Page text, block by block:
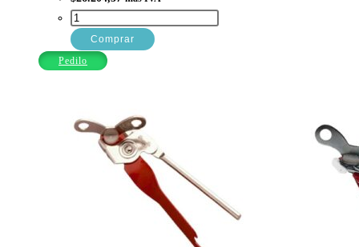
JGO.CUBIERTOS
X24
GRIS
CAROL
cantidad
Comprar
Pedilo